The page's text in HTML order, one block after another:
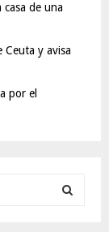
de una
Ceuta y avisa
por el